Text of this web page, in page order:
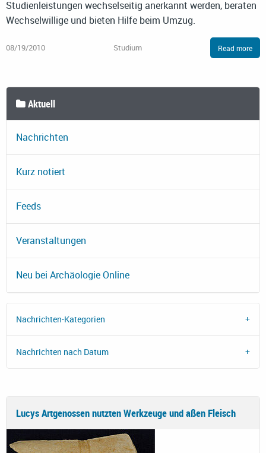
Studienleistungen wechselseitig anerkannt werden, beraten
Wechselwillige und bieten Hilfe beim Umzug.
08/19/2010 Studium Read more
Aktuell
Nachrichten
Kurz notiert
Feeds
Veranstaltungen
Neu bei Archäologie Online
Nachrichten-Kategorien
Nachrichten nach Datum
Lucys Artgenossen nutzten Werkzeuge und aßen Fleisch